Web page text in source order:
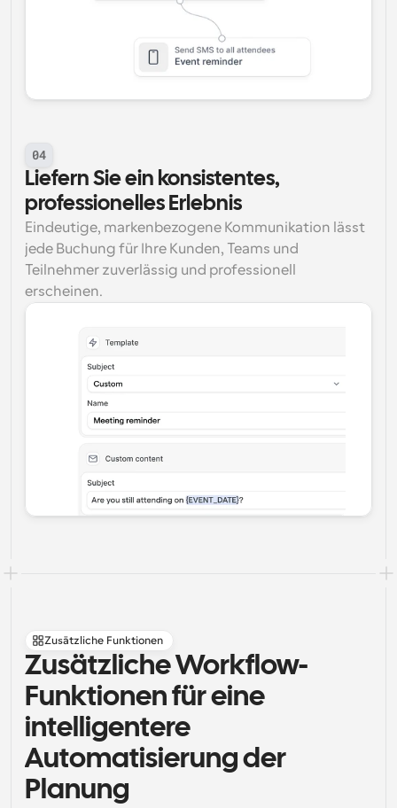
04
Liefern Sie ein konsistentes,
professionelles Erlebnis
Eindeutige, markenbezogene Kommunikation lässt
jede Buchung für Ihre Kunden, Teams und
Teilnehmer zuverlässig und professionell
erscheinen.
Zusätzliche Funktionen
Zusätzliche Workflow-
Funktionen für eine
intelligentere
Automatisierung der
Planung